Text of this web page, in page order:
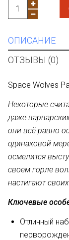
ОПИСАНИЕ
ОТЗЫВЫ (0)
Space Wolves
Некоторые
даже
они всё равно
одинаковой
осмелится
своем горле
настигают
Ключевые
Отличный